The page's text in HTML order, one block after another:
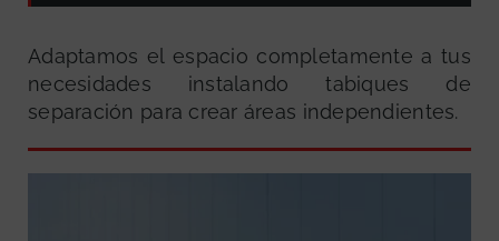
Adaptamos el espacio completamente a tus
necesidades instalando tabiques de
separación para crear áreas independientes.